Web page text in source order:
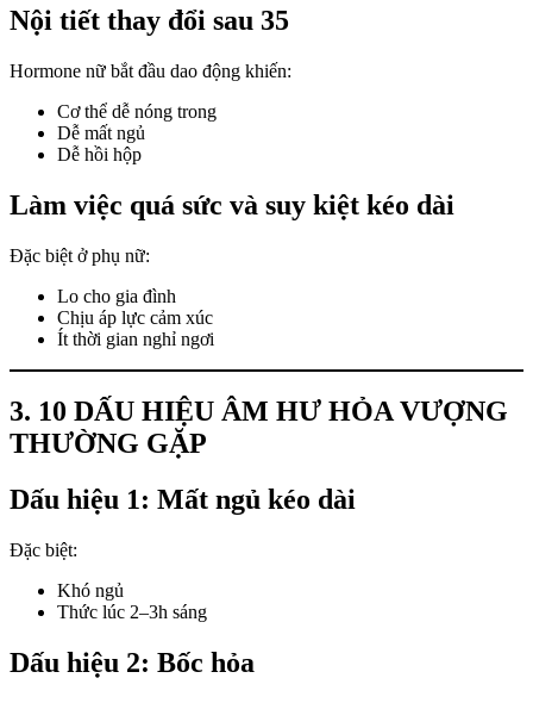
Nội tiết thay đổi sau 35
Hormone nữ bắt đầu dao động khiến:
Cơ thể dễ nóng trong
Dễ mất ngủ
Dễ hồi hộp
Làm việc quá sức và suy kiệt kéo dài
Đặc biệt ở phụ nữ:
Lo cho gia đình
Chịu áp lực cảm xúc
Ít thời gian nghỉ ngơi
3. 10 DẤU HIỆU ÂM HƯ HỎA VƯỢNG
THƯỜNG GẶP
Dấu hiệu 1: Mất ngủ kéo dài
Đặc biệt:
Khó ngủ
Thức lúc 2–3h sáng
Dấu hiệu 2: Bốc hỏa